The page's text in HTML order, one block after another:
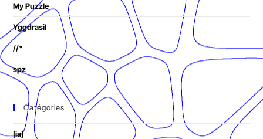
My Puzzle
Yggdrasil
//*
spz
Catégories
[ia]